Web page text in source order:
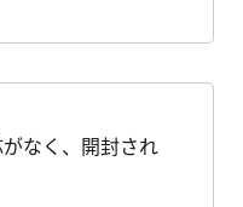
なく、開封され